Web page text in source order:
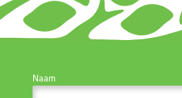
WEBSITE BEHEERDER
Naam